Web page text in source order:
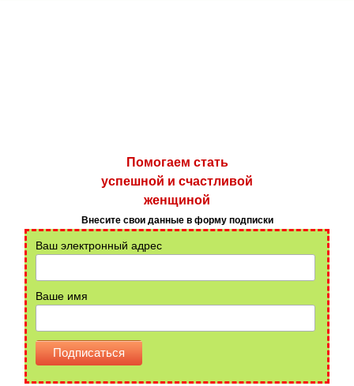
Помогаем стать
успешной и счастливой
женщиной
Внесите свои данные в форму подписки
Ваш электронный адрес
Ваше имя